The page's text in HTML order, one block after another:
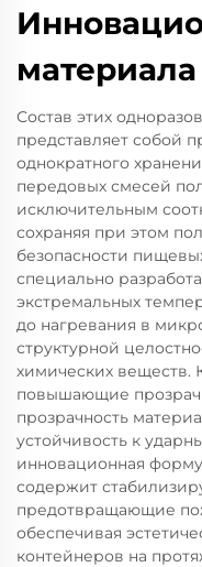
материала
Состав этих
представляет собой
однократного
передовых смесей
исключительным
сохраняя при этом
безопасности
специально
экстремальных
до нагревания в
структурной
химических веществ.
повышающие
прозрачность
устойчивость к
инновационная
содержит
предотвращающие
обеспечивая
контейнеров на